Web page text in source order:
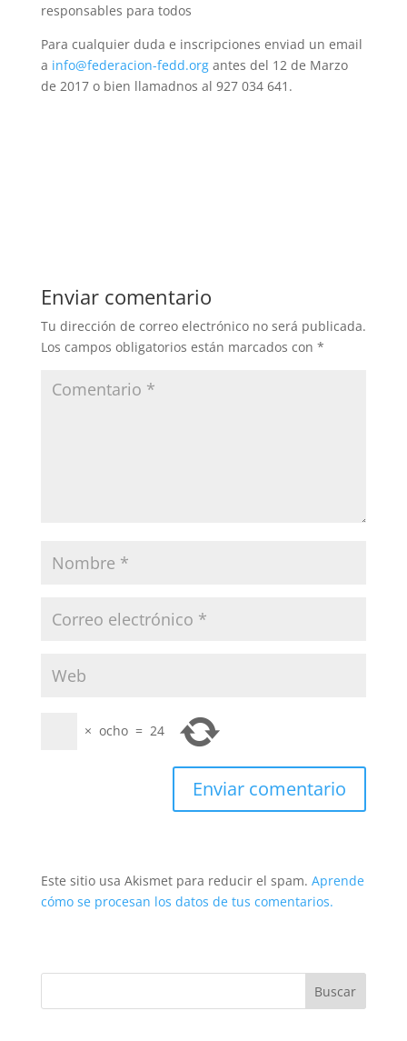
responsables para todos
Para cualquier duda e inscripciones enviad un email
a info@federacion-fedd.organtes del 12 de Marzo
de 2017 o bien llamadnos al 927 034 641.
Enviar comentario
Tu dirección de correo electrónico no será publicada.
Los campos obligatorios están marcados con *
× ocho = 24
Este sitio usa Akismet para reducir el spam. Aprende
cómo se procesan los datos de tus comentarios.